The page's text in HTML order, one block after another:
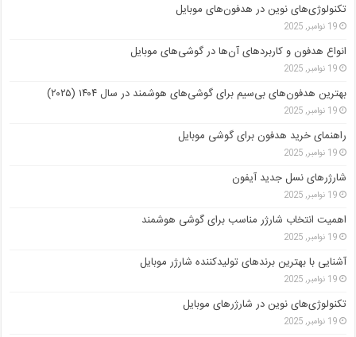
تکنولوژی‌های نوین در هدفون‌های موبایل
19 نوامبر, 2025
انواع هدفون و کاربردهای آن‌ها در گوشی‌های موبایل
19 نوامبر, 2025
بهترین هدفون‌های بی‌سیم برای گوشی‌های هوشمند در سال ۱۴۰۴ (۲۰۲۵)
19 نوامبر, 2025
راهنمای خرید هدفون برای گوشی موبایل
19 نوامبر, 2025
شارژرهای نسل جدید آیفون
19 نوامبر, 2025
اهمیت انتخاب شارژر مناسب برای گوشی هوشمند
19 نوامبر, 2025
آشنایی با بهترین برندهای تولیدکننده شارژر موبایل
19 نوامبر, 2025
تکنولوژی‌های نوین در شارژرهای موبایل
19 نوامبر, 2025